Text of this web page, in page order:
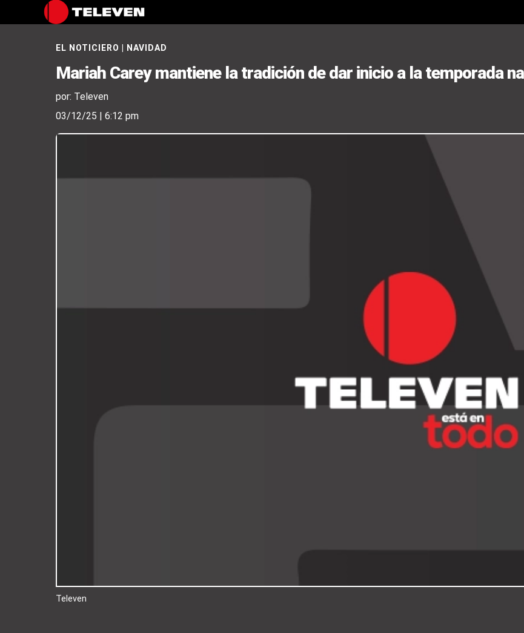
EL NOTICIERO NAVIDAD
Mariah Carey mantiene la tradición de dar inicio a la temporada
por: Televen
03/12/25 | 6:12 pm
Televen